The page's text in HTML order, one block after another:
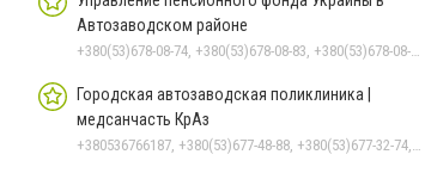
Автозаводском районе
+380(53)678-08-74, +380(53)678-08-83, +380(53)678-08-41, +380(53)678-08-86, +380(53)678-09-05
Городская автозаводская поликлиника |
медсанчасть КрАз
+380536766187, +380(53)677-48-88, +380(53)677-32-74, +380(53)676-62-99